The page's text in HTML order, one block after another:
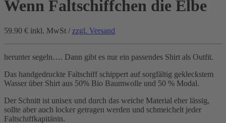
Wenn Faltschiffchen die Elbe
59.90 € inkl. MwSt / zzgl. Versand
herunter segeln…. Dann gibt es nur ein passendes Shirt als Outfit.
Das handgedruckte Faltschiff schippert auf sorgfältig gekleckstem
Wasser über Shirt aus 50% Bio Baumwolle und 50 % Modal.
Der Schnitt ist unisex und durch das weiche Material eher lässig,
sollte aber auch locker getragen werden und schmeichelt jeder
Faltschiffkapitänin.